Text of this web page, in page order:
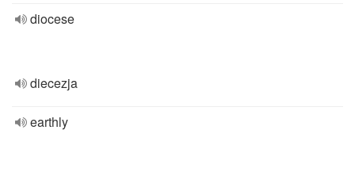
diocese
diecezja
earthly